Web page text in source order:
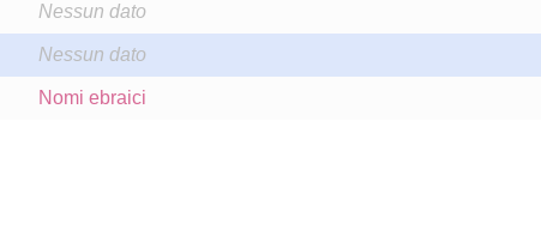
Nessun dato
Nessun dato
Nomi ebraici